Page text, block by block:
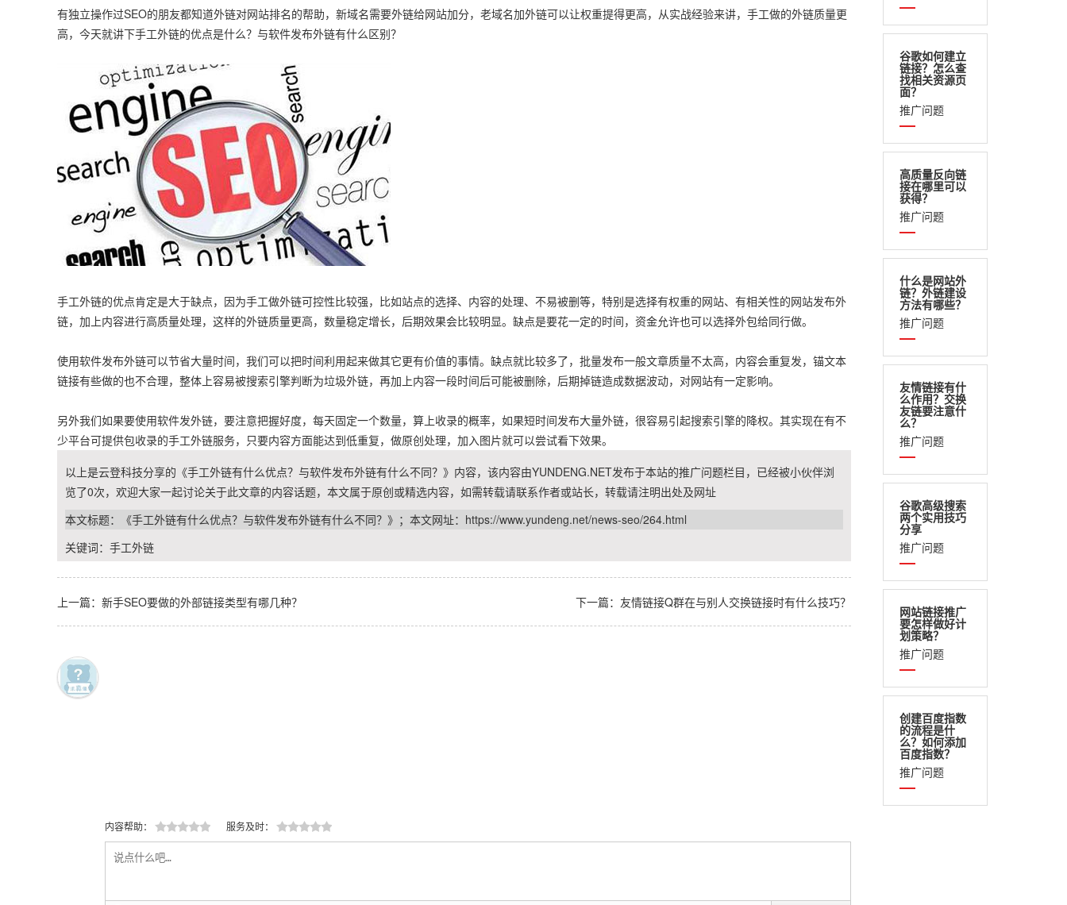
谷歌如何建立
链接？怎么查
找相关资源页
面？
推广问题
高质量反向链
接在哪里可以
获得？
推广问题
什么是网站外
链？外链建设
方法有哪些？
推广问题
友情链接有什
么作用？交换
友链要注意什
么？
推广问题
谷歌高级搜索
两个实用技巧
分享
推广问题
网站链接推广
要怎样做好计
划策略？
推广问题
创建百度指数
的流程是什
么？如何添加
百度指数？
推广问题
有独立操作过SEO的朋友都知道外链对网站排名的帮助，新域名需要外链给网站加分，老域名加外链可以让权重提得更高，从实战经验来讲，手工做的外链质量更
高，今天就讲下手工外链的优点是什么？与软件发布外链有什么区别？
手工外链的优点肯定是大于缺点，因为手工做外链可控性比较强，比如站点的选择、内容的处理、不易被删等，特别是选择有权重的网站、有相关性的网站发布外
链，加上内容进行高质量处理，这样的外链质量更高，数量稳定增长，后期效果会比较明显。缺点是要花一定的时间，资金允许也可以选择外包给同行做。
使用软件发布外链可以节省大量时间，我们可以把时间利用起来做其它更有价值的事情。缺点就比较多了，批量发布一般文章质量不太高，内容会重复发，锚文本
链接有些做的也不合理，整体上容易被搜索引擎判断为垃圾外链，再加上内容一段时间后可能被删除，后期掉链造成数据波动，对网站有一定影响。
另外我们如果要使用软件发外链，要注意把握好度，每天固定一个数量，算上收录的概率，如果短时间发布大量外链，很容易引起搜索引擎的降权。其实现在有不
少平台可提供包收录的手工外链服务，只要内容方面能达到低重复，做原创处理，加入图片就可以尝试看下效果。
以上是云登科技分享的《手工外链有什么优点？与软件发布外链有什么不同？》内容，该内容由YUNDENG.NET发布于本站的推广问题栏目，已经被小伙伴浏
览了0次，欢迎大家一起讨论关于此文章的内容话题，本文属于原创或精选内容，如需转载请联系作者或站长，转载请注明出处及网址
本文标题：《手工外链有什么优点？与软件发布外链有什么不同？》；本文网址： https://www.yundeng.net/news-seo/264.html
关键词： 手工外链
上一篇：新手SEO要做的外部链接类型有哪几种？ 下一篇：友情链接Q群在与别人交换链接时有什么技巧？
内容帮助： 服务及时：